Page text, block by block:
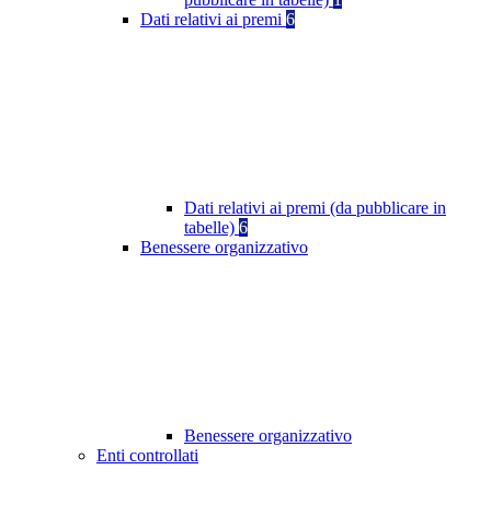
Dati relativi ai premi 6
Dati relativi ai premi (da pubblicare in
tabelle) 6
Benessere organizzativo
Benessere organizzativo
Enti controllati